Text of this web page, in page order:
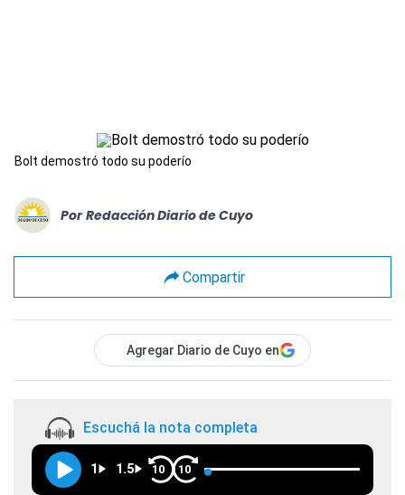
Bolt demostró todo su poderío
Por Redacción Diario de Cuyo
Compartir
Agregar Diario de Cuyo en
Escuchá la nota completa
1 1.5 10 10